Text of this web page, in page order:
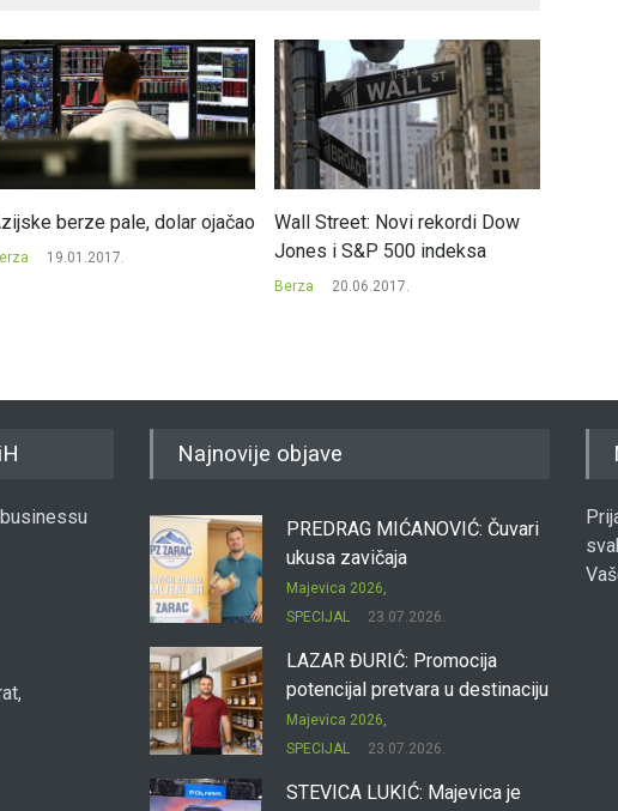
Street: Novi rekordi Dow
i S&P 500 indeksa
Cijene nafte u padu
Berza 01.12.2020.
Najnovije objave
PREDRAG MIĆANOVIĆ: Čuvari
ukusa zavičaja
Majevica 2026
SPECIJAL
23.07.2026.
LAZAR ĐURIĆ: Promocija
potencijal pretvara u destinaciju
Majevica 2026
SPECIJAL
23.07.2026.
STEVICA LUKIĆ: Majevica je